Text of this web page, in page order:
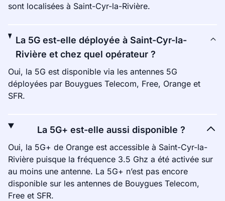
sont localisées à Saint-Cyr-la-Rivière.
La 5G est-elle déployée à Saint-Cyr-la-
Rivière et chez quel opérateur ?
Oui, la 5G est disponible via les antennes 5G
déployées par Bouygues Telecom, Free, Orange et
SFR.
La 5G+ est-elle aussi disponible ?
Oui, la 5G+ de Orange est accessible à Saint-Cyr-la-
Rivière puisque la fréquence 3.5 Ghz a été activée sur
au moins une antenne. La 5G+ n’est pas encore
disponible sur les antennes de Bouygues Telecom,
Free et SFR.